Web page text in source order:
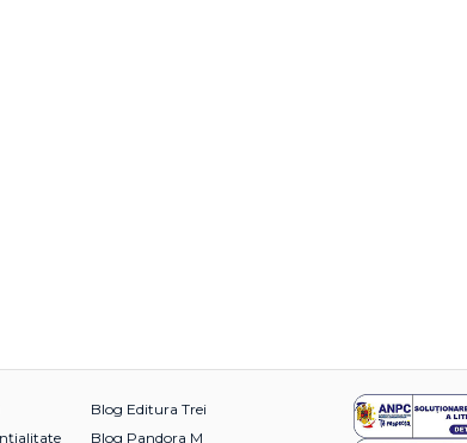
Blog Editura Trei
Blog Pandora M